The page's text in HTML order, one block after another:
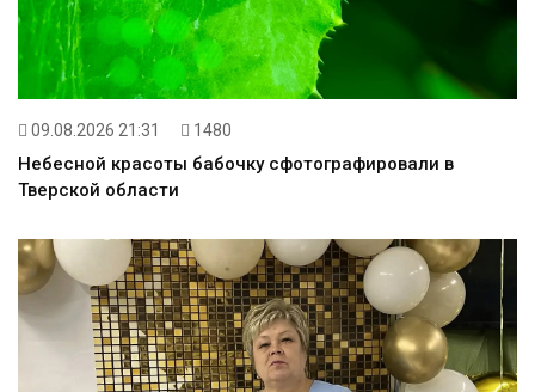
09.08.2026 21:31 1480
Небесной красоты бабочку сфотографировали в
Тверской области